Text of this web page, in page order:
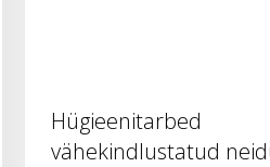
Hügieenitarbed
vähekindlustatud